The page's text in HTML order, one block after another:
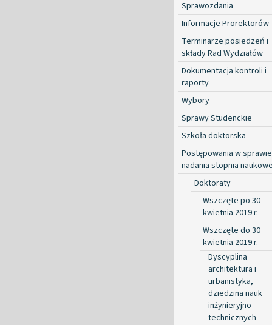
Sprawozdania
Informacje Prorektorów
Terminarze posiedzeń i
składy Rad Wydziałów
Dokumentacja kontroli i
raporty
Wybory
Sprawy Studenckie
Szkoła doktorska
Postępowania w sprawie
nadania stopnia
Doktoraty
Wszczęte po 30
kwietnia 2019 r.
Wszczęte do 30
kwietnia 2019 r.
Dyscyplina
architektura i
urbanistyka,
dziedzina nauk
inżynieryjno-
technicznych